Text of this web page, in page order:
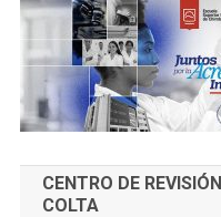
CENTRO DE
COLTA